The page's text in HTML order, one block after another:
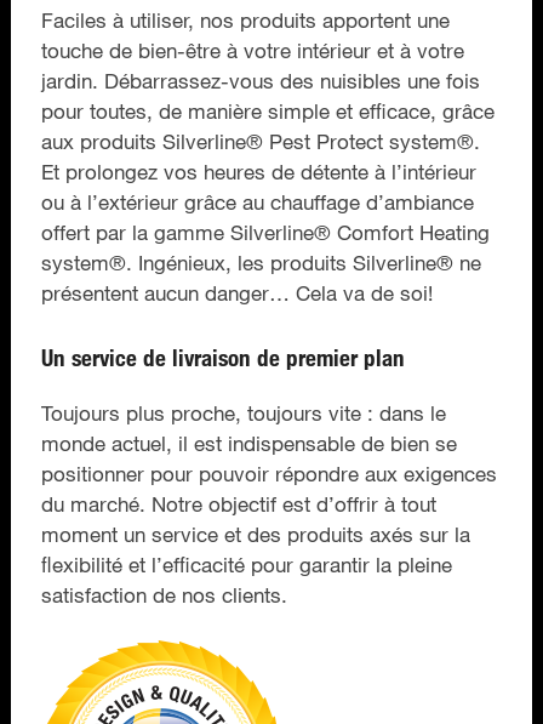
Faciles à utiliser, nos produits apportent une
touche de bien-être à votre intérieur et à votre
jardin. Débarrassez-vous des nuisibles une fois
pour toutes, de manière simple et efﬁcace, grâce
aux produits Silverline® Pest Protect system®.
Et prolongez vos heures de détente à l’intérieur
ou à l’extérieur grâce au chauffage d’ambiance
offert par la gamme Silverline® Comfort Heating
system®. Ingénieux, les produits Silverline® ne
présentent aucun danger… Cela va de soi!
Un service de livraison de premier plan
Toujours plus proche, toujours vite : dans le
monde actuel, il est indispensable de bien se
positionner pour pouvoir répondre aux exigences
du marché. Notre objectif est d’offrir à tout
moment un service et des produits axés sur la
ﬂexibilité et l’efﬁcacité pour garantir la pleine
satisfaction de nos clients.